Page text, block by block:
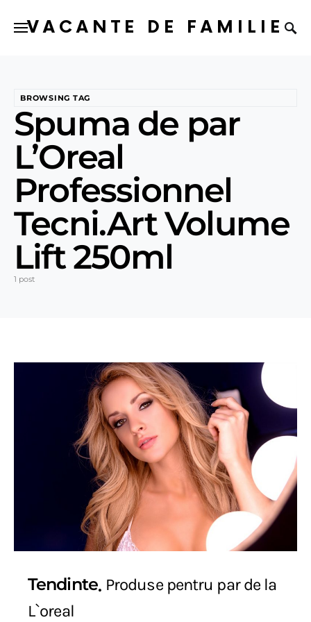
VACANTE DE FAMILIE
BROWSING TAG
Spuma de par
L’Oreal
Professionnel
Tecni.Art Volume
Lift 250ml
1 post
Tendinte Produse pentru par de la
L`oreal